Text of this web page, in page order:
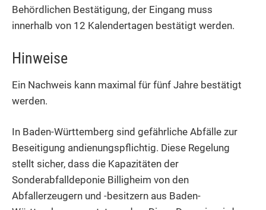
Behördlichen Bestätigung, der Eingang muss
innerhalb von 12 Kalendertagen bestätigt werden.
Hinweise
Ein Nachweis kann maximal für fünf Jahre bestätigt
werden.
In Baden-Württemberg sind gefährliche Abfälle zur
Beseitigung andienungspflichtig. Diese Regelung
stellt sicher, dass die Kapazitäten der
Sonderabfalldeponie Billigheim von den
Abfallerzeugern und -besitzern aus Baden-